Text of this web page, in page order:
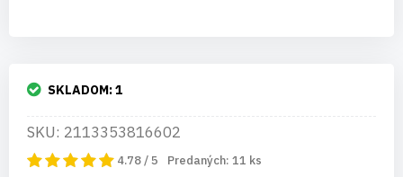
SKLADOM:1
SKU: 2113353816602
4.78 / 5 Predaných: 11 ks